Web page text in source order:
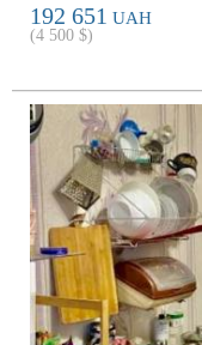
192 651 UAH
(4 500 $)